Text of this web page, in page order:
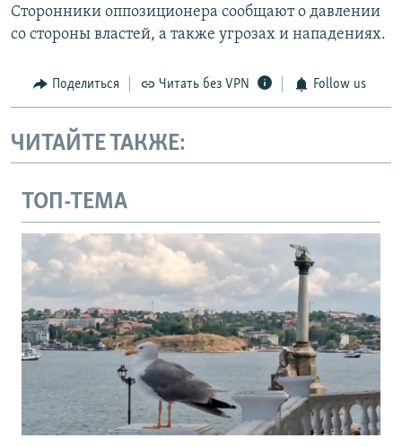
Сторонники оппозиционера сообщают о давлении
со стороны властей, а также угрозах и нападениях.
Поделиться Читать без VPN Follow us
ЧИТАЙТЕ ТАКЖЕ:
ТОП-ТЕМА